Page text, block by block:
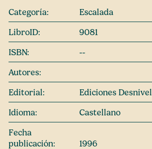
Categoría:
Escalada
LibroID:
9081
ISBN:
--
Autores:
Editorial:
Ediciones Desnivel
Idioma:
Castellano
Fecha
publicación:
1996